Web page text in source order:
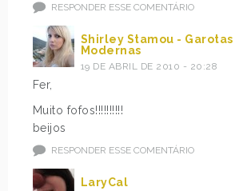
RESPONDER ESSE COMENTÁRIO
Shirley Stamou - Garotas
Modernas
19 DE ABRIL DE 2010 - 20:28
Fer,
Muito fofos!!!!!!!!!!
beijos
RESPONDER ESSE COMENTÁRIO
LaryCal